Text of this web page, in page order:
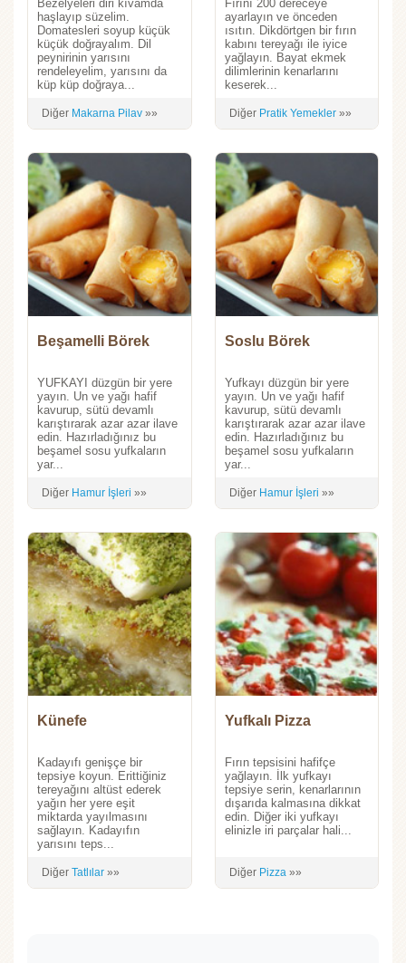
Bezelyeleri diri kıvamda
haşlayıp süzelim.
Domatesleri soyup küçük
küçük doğrayalım. Dil
peynirinin yarısını
rendeleyelim, yarısını da
küp küp doğraya...
Diğer Makarna Pilav »»
Fırını 200 dereceye
ayarlayın ve önceden
ısıtın. Dikdörtgen bir fırın
kabını tereyağı ile iyice
yağlayın. Bayat ekmek
dilimlerinin kenarlarını
keserek...
Diğer Pratik Yemekler»»
Beşamelli Börek
YUFKAYI düzgün bir yere
yayın. Un ve yağı hafif
kavurup, sütü devamlı
karıştırarak azar azar ilave
edin. Hazırladığınız bu
beşamel sosu yufkaların
yar...
Diğer Hamur İşleri »»
Soslu Börek
Yufkayı düzgün bir yere
yayın. Un ve yağı hafif
kavurup, sütü devamlı
karıştırarak azar azar ilave
edin. Hazırladığınız bu
beşamel sosu yufkaların
yar...
Diğer Hamur İşleri »»
Künefe
Kadayıfı genişçe bir
tepsiye koyun. Erittiğiniz
tereyağını altüst ederek
yağın her yere eşit
miktarda yayılmasını
sağlayın. Kadayıfın
yarısını teps...
Diğer Tatlılar »»
Yufkalı Pizza
Fırın tepsisini hafifçe
yağlayın. İlk yufkayı
tepsiye serin, kenarlarının
dışarıda kalmasına dikkat
edin. Diğer iki yufkayı
elinizle iri parçalar hali...
Diğer Pizza»»